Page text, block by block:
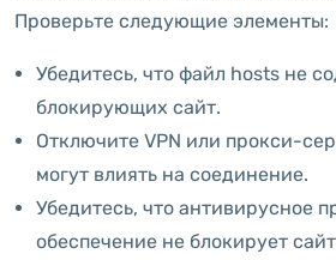
Проверьте следующие элементы:
Убедитесь, что файл hosts не
блокирующих сайт.
Отключите VPN или прокси-
могут влиять на соединение.
Убедитесь, что антивирусное
обеспечение не блокирует